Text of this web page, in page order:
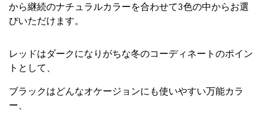
から継続のナチュラルカラーを合わせて3色の中からお選
びいただけます。
レッドはダークになりがちな冬のコーディネートのポイン
トとして、
ブラックはどんなオケージョンにも使いやすい万能カラ
ー、